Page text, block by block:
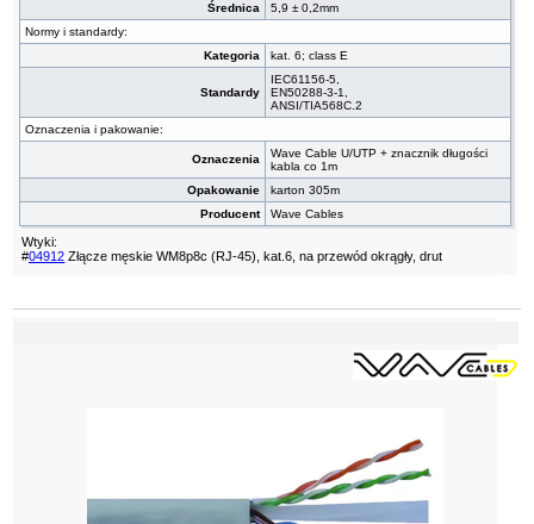
Średnica
5,9 ± 0,2mm
Normy i standardy:
Kategoria
kat. 6; class E
Standardy
IEC61156-5,
EN50288-3-1,
ANSI/TIA568C.2
Oznaczenia i pakowanie:
Oznaczenia
Wave Cable U/UTP + znacznik długości
kabla co 1m
Opakowanie
karton 305m
Producent
Wave Cables
Wtyki:
#04912 Złącze męskie WM8p8c (RJ-45), kat.6, na przewód okrągły, drut